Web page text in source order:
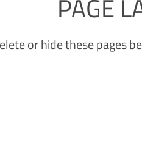
PAGE
or hide these pages